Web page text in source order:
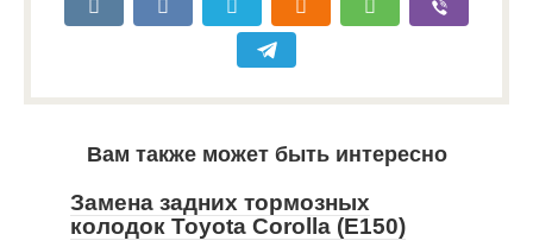
Вам также может быть интересно
Замена задних тормозных
колодок Toyota Corolla (Е150)